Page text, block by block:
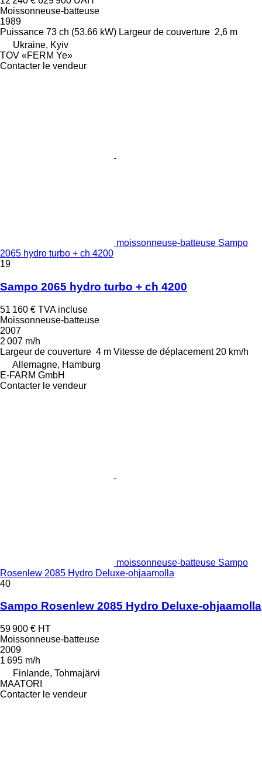
Moissonneuse-batteuse
1989
Puissance 73 ch (53.66 kW) Largeur de couverture 2,6 m
Ukraine, Kyiv
TOV «FERM Ye»
Contacter le vendeur
moissonneuse-batteuse Sampo
2065 hydro turbo + ch 4200
19
Sampo 2065 hydro turbo + ch 4200
51 160 € TVA incluse
Moissonneuse-batteuse
2007
2 007 m/h
Largeur de couverture 4 m Vitesse de déplacement 20 km/h
Allemagne, Hamburg
E-FARM GmbH
Contacter le vendeur
moissonneuse-batteuse Sampo
Rosenlew 2085 Hydro Deluxe-ohjaamolla
40
Sampo Rosenlew 2085 Hydro Deluxe-ohjaamolla
59 900 € HT
Moissonneuse-batteuse
2009
1 695 m/h
Finlande, Tohmajärvi
MAATORI
Contacter le vendeur